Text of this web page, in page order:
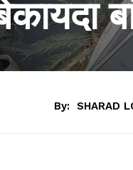
By: SHARAD